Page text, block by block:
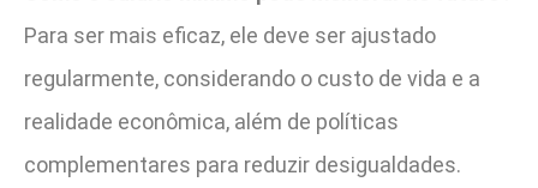
Para ser mais eficaz, ele deve ser ajustado
regularmente, considerando o custo de vida e a
realidade econômica, além de políticas
complementares para reduzir desigualdades.